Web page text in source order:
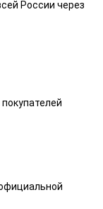
России через